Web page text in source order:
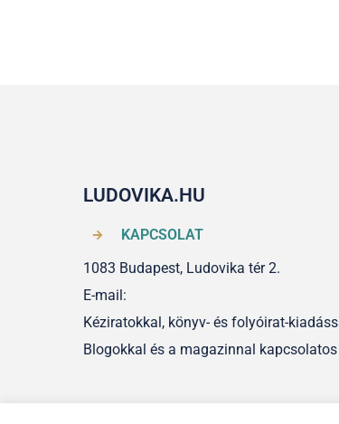
LUDOVIKA.HU
KAPCSOLAT
1083 Budapest, Ludovika tér 2.
E-mail:
Kéziratokkal, könyv- és folyóirat-
Blogokkal és a magazinnal